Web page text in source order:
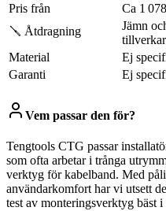
Pris från
Ca 1
🪛 Åtdragning
Jämn
Material
Ej
Garanti
Ej
Vem passar den för?
Tengtools CTG passar
som ofta arbetar i trånga
verktyg för kabelband. Med
användarkomfort har vi utsett
test av monteringsverktyg bäst i